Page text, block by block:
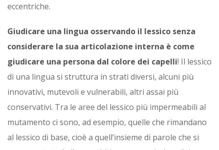
eccentriche.
Giudicare una lingua osservando il lessico senza
considerare la sua articolazione interna è come
giudicare una persona dal colore dei capelli! Il lessico
di una lingua si struttura in strati diversi, alcuni più
innovativi, mutevoli e vulnerabili, altri assai più
conservativi. Tra le aree del lessico più impermeabili al
mutamento ci sono, ad esempio, quelle che rimandano
al lessico di base, cioè a quell’insieme di parole che si